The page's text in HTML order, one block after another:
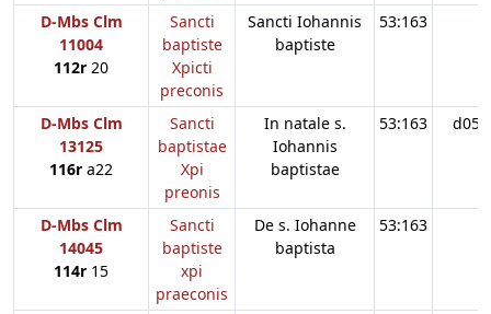
D-Mbs Clm
11004
112r 20
Sancti
baptiste
Xpicti
preconis
Sancti Iohannis
baptiste
53:163
D-Mbs Clm
13125
116r a22
Sancti
baptistae
Xpi
preonis
In natale s.
Iohannis
baptistae
53:163 d05
D-Mbs Clm
14045
114r 15
Sancti
baptiste
xpi
praeconis
De s. Iohanne
baptista
53:163